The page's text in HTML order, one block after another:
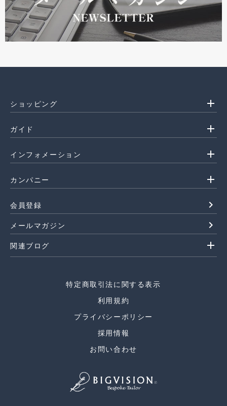
ショッピング add
ガイド add
インフォメーション add
カンパニー add
会員登録 navigate_next
メールマガジン navigate_next
関連ブログ add
特定商取引法に関する表示
利用規約
プライバシーポリシー
採用情報
お問い合わせ